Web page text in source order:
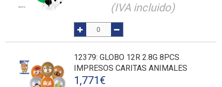
(IVA incluido)
12379: GLOBO 12R 2.8G 8PCS
IMPRESOS CARITAS ANIMALES
1,771 €